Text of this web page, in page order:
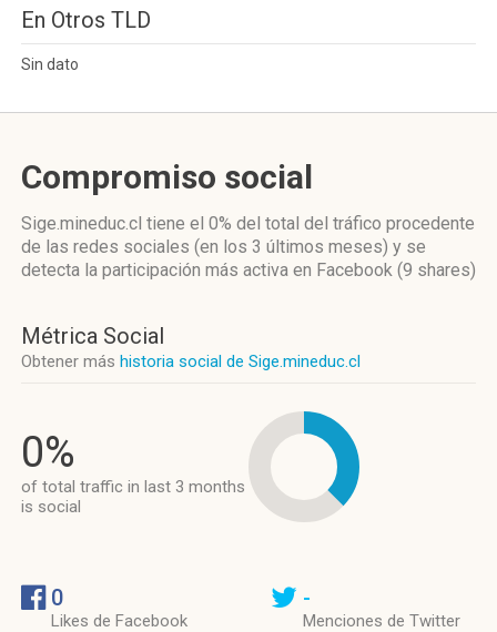
En Otros TLD
Sin dato
Compromiso social
Sige.mineduc.cl tiene el 0% del total del tráfico procedente
de las redes sociales (en los 3 últimos meses) y se
detecta la participación más activa en Facebook (9 shares)
Métrica Social
Obtener más historia social de Sige.mineduc.cl
0%
of total traffic in last 3 months
is social
0
Likes de Facebook
-
Menciones de Twitter